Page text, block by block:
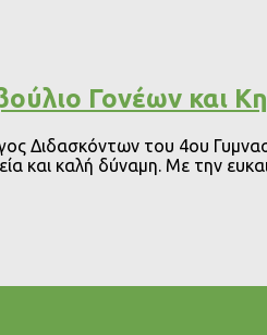
Γονέων και
Διδασκόντων του 4ου
και καλή δύναμη. Με την